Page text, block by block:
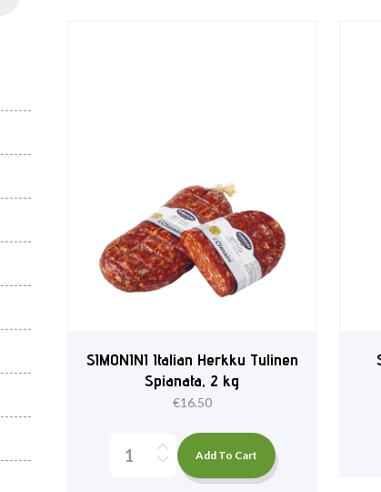
SIMONINI Italian Herkku Tulinen
Spianata, 2 kg
€16.50
Add To Cart